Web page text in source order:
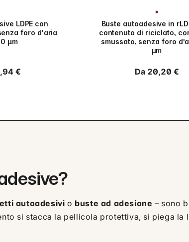
LDPE con
foro d'aria
µm
€
Buste autoadesive in
contenuto di riciclato,
smussato, senza foro
µm
Prezzo
Da 20,20 €
autoadesivi o buste ad adesione – sono
si stacca la pellicola protettiva, si piega la